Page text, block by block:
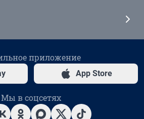
приложение
App Store
Мы в соцсетях